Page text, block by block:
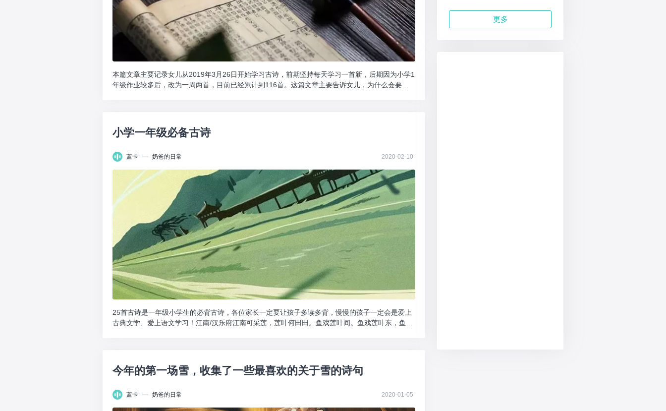
本篇文章主要记录女儿从2019年3月26日开始学习古诗，前期坚持每天学习一首新，后期因为小学1
年级作业较多后，改为一周两首，目前已经累计到116首。这篇文章主要告诉女儿，为什么会要求
小学一年级必备古诗
蓝卡 — 奶爸的日常 2020-02-10
25首古诗是一年级小学生的必背古诗，各位家长一定要让孩子多读多背，慢慢的孩子一定会是爱上
古典文学、爱上语文学习！江南/汉乐府江南可采莲，莲叶何田田。鱼戏莲叶间。鱼戏莲叶东，鱼戏
今年的第一场雪，收集了一些最喜欢的关于雪的诗句
蓝卡 — 奶爸的日常 2020-01-05
更多